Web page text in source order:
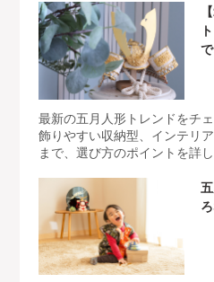
最新の五月人形トレンドをチ
飾りやすい収納型、インテリ
まで、選び方のポイントを詳